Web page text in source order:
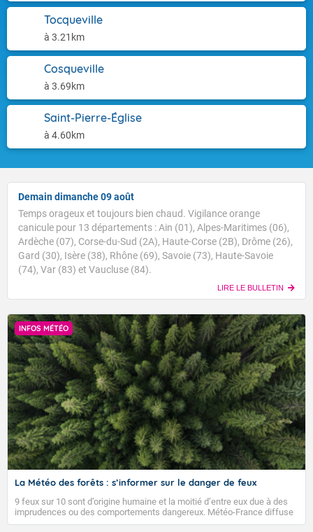
Tocqueville
à 3.21km
Cosqueville
à 3.69km
Saint-Pierre-Église
à 4.60km
Demain dimanche 09 août
Temps orageux et toujours bien chaud. Vigilance orange
canicule pour 13 départements : Ain (01), Alpes-Maritimes (06),
Ardèche (07), Corse-du-Sud (2A), Haute-Corse (2B), Drôme (26),
Gard (30), Isère (38), Rhône (69), Savoie (73), Haute-Savoie
(74), Var (83) et Vaucluse (84).
LIRE LE BULLETIN
INFOS MÉTÉO
La Météo des forêts : s’informer sur le danger de feux
9 feux sur 10 sont d’origine humaine et la moitié d’entre eux due à des
imprudences ou des comportements dangereux. Météo-France diffuse
depuis 2023 la Météo des forêts afin d’informer quotidiennement le